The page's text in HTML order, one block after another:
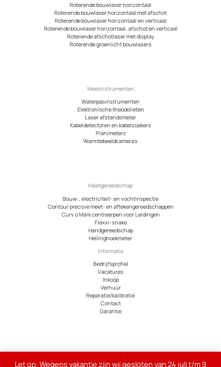
Let op: Wegens vakantie zijn wij gesloten van 24 juli t/m 9
Roterende bouwlaser horizontaal
Roterende bouwlaser horizontaal met afschot
Roterende bouwlaser horizontaal en verticaal
Roterende bouwlaser horizontaal, afschot en verticaal
Roterende afschotlaser met display
Roterende groenlicht bouwlasers
Meetinstrumenten
Waterpasinstrumenten
Elektronische theodolieten
Laser afstandsmeter
Kabeldetectoren en kabelzoekers
Planimeters
Warmtebeeldcamera’s
Meetgereedschap
Bouw-, electriciteit- en vochtinspectie
Contour precisie meet- en aftekengereedschappen
Curv o Mark centreerpen voor Leidingen
Flexxi-snake
Handgereedschap
Hellinghoekmeter
Informatie
Bedrijfsprofiel
Vacatures
Inkoop
Verhuur
Reparatie/kalibratie
Contact
Garantie